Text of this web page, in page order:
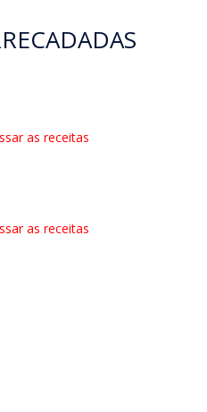
as receitas
as receitas